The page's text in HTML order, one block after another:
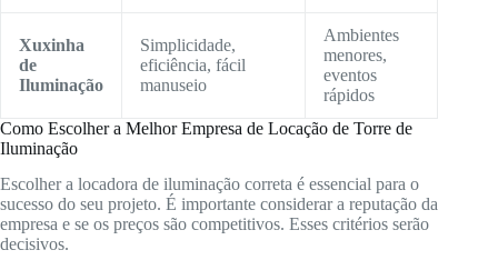
Xuxinha
de
Iluminação
Simplicidade,
eficiência, fácil
manuseio
Ambientes
menores,
eventos
rápidos
Como Escolher a Melhor Empresa de Locação de Torre de
Iluminação
Escolher a locadora de iluminação correta é essencial para o
sucesso do seu projeto. É importante considerar a reputação da
empresa e se os preços são competitivos. Esses critérios serão
decisivos.